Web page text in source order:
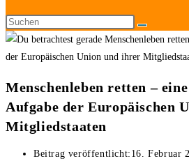
Menschenleben retten –
Aufgabe der Europäischen
Mitgliedstaaten
Beitrag veröffentlicht: 16. Februar